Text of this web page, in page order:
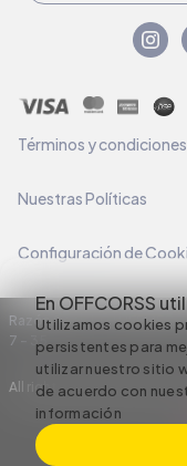
En OFFCORSS
Utilizamos cookies
persistentes para
utilizar nuestro sitio
de acuerdo con
información
Términos y condiciones
Nuestras Políticas
Configuración de
Razón Social: C.I
7 – 35
All rights reserved